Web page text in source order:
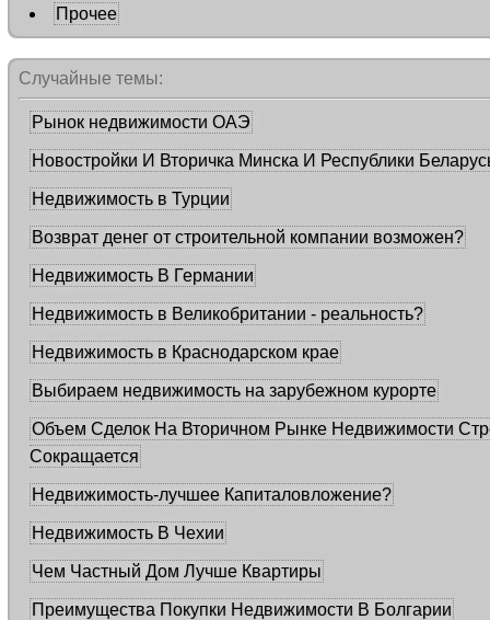
Прочее
Случайные темы:
Рынок недвижимости ОАЭ
Новостройки И Вторичка Минска И Республики
Недвижимость в Турции
Возврат денег от строительной компании возможен?
Недвижимость В Германии
Недвижимость в Великобритании - реальность?
Недвижимость в Краснодарском крае
Выбираем недвижимость на зарубежном курорте
Объем Сделок На Вторичном Рынке Недвижимости
Сокращается
Недвижимость-лучшее Капиталовложение?
Недвижимость В Чехии
Чем Частный Дом Лучше Квартиры
Преимущества Покупки Недвижимости В Болгарии